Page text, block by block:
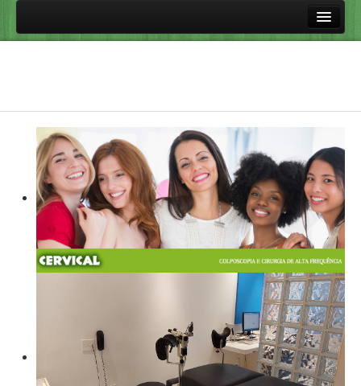
Cirurgia de Alta Frequência
Perguntas frequentes
Vacinas Contra HPV
HPV e Doenças Relacionadas
Doenças sexualmente transmissíveis
Links úteis
Fale Conosco